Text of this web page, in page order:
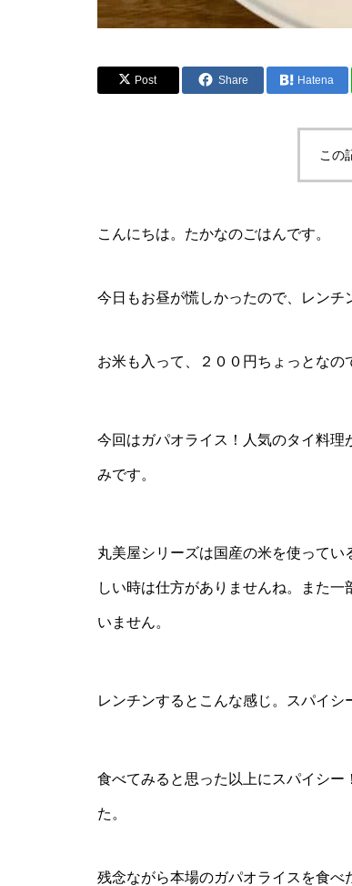
Post Share Hatena
この
こんにちは。たかなのごはんです。
今日もお昼が慌しかったので、レンチ
お米も入って、２００円ちょっとなの
今回はガパオライス！人気のタイ料
みです。
丸美屋シリーズは国産の米を使って
しい時は仕方がありませんね。また
いません。
レンチンするとこんな感じ。スパイシ
食べてみると思った以上にスパイシ
た。
残念ながら本場のガパオライスを食